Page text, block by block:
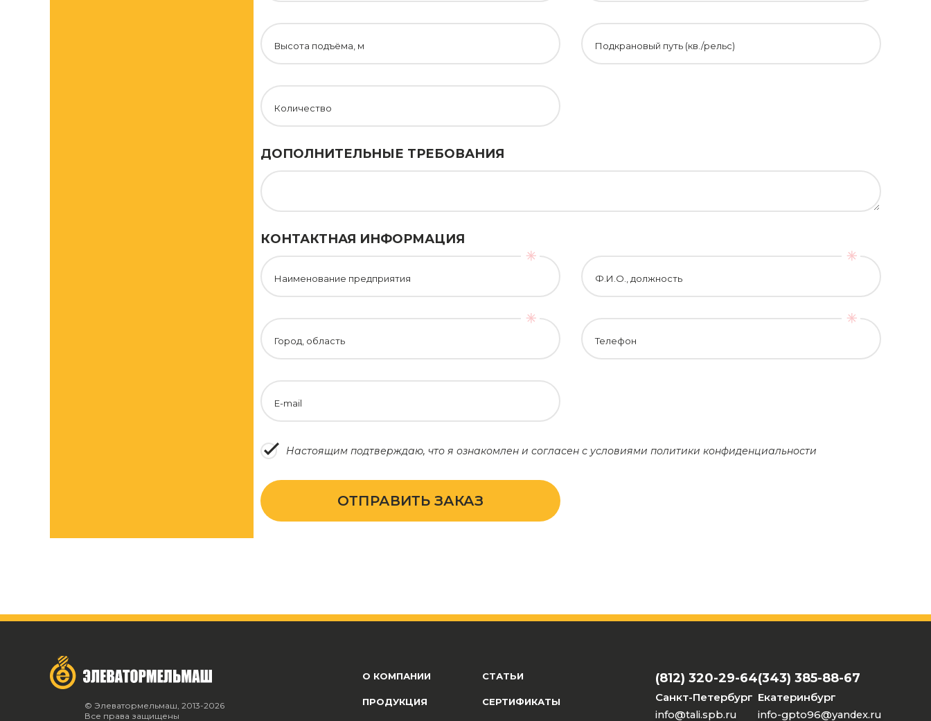
Высота подъёма, м Подкрановый путь (кв./рельс)
Количество
ДОПОЛНИТЕЛЬНЫЕ ТРЕБОВАНИЯ
КОНТАКТНАЯ ИНФОРМАЦИЯ
Наименование предприятия Ф.И.О., должность
Город, область Телефон
E-mail
Настоящим подтверждаю, что я ознакомлен и согласен с условиями политики конфиденциальности
ОТПРАВИТЬ ЗАКАЗ
© Элеватормельмаш, 2013-2026
Все права защищены
О КОМПАНИИ
ПРОДУКЦИЯ
СТАТЬИ
СЕРТИФИКАТЫ
(812) 320-29-64
Санкт-Петербург
info@tali.spb.ru
(343) 385-88-67
Екатеринбург
info-gpto96@yandex.ru